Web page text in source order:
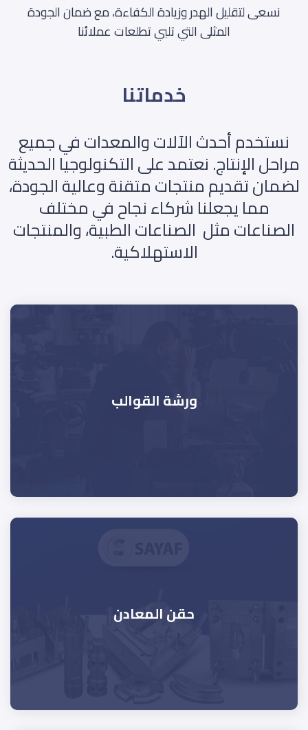
نسعى لتقليل الهدر وزيادة الكفاءة، مع ضمان الجودة
المثلى التي تلبي تطلعات عملائنا
خدماتنا
نستخدم أحدث الآلات والمعدات في جميع
مراحل الإنتاج. نعتمد على التكنولوجيا الحديثة
لضمان تقديم منتجات متقنة وعالية الجودة،
مما يجعلنا شركاء نجاح في مختلف
الصناعات مثل الصناعات الطبية، والمنتجات
الاستهلاكية.
ورشة القوالب
حقن المعادن